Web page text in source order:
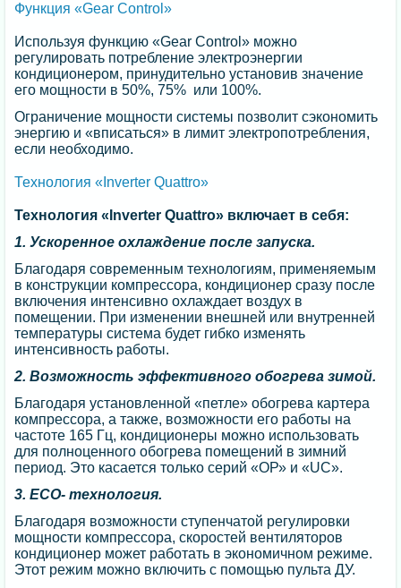
Функция «Gear Control»
Используя функцию «Gear Control» можно
регулировать потребление электроэнергии
кондиционером, принудительно установив значение
его мощности в 50%, 75% или 100%.
Ограничение мощности системы позволит сэкономить
энергию и «вписаться» в лимит электропотребления,
если необходимо.
Технология «Inverter Quattro»
Технология «Inverter Quattro» включает в себя:
1. Ускоренное охлаждение после запуска.
Благодаря современным технологиям, применяемым
в конструкции компрессора, кондиционер сразу после
включения интенсивно охлаждает воздух в
помещении. При изменении внешней или внутренней
температуры система будет гибко изменять
интенсивность работы.
2. Возможность эффективного обогрева зимой.
Благодаря установленной «петле» обогрева картера
компрессора, а также, возможности его работы на
частоте 165 Гц, кондиционеры можно использовать
для полноценного обогрева помещений в зимний
период. Это касается только серий «ОР» и «UC».
3. ECO- технология.
Благодаря возможности ступенчатой регулировки
мощности компрессора, скоростей вентиляторов
кондиционер может работать в экономичном режиме.
Этот режим можно включить с помощью пульта ДУ.